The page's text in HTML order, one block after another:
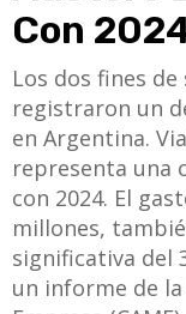
Con
​​​​​​​Los dos fines
registraron un
en Argentina.
representa una
con 2024. El
millones,
significativa del
un informe de